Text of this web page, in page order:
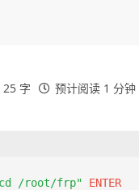
25 字 预计阅读 1 分钟
/root/frp" ENTER